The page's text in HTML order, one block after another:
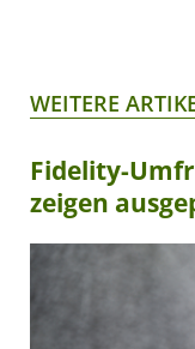
WEITERE
Fidelity-
zeigen